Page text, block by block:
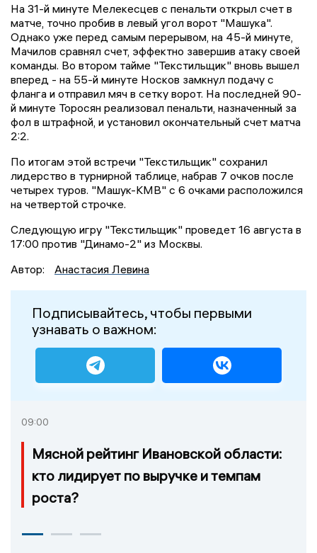
На 31-й минуте Мелекесцев с пенальти открыл счет в
матче, точно пробив в левый угол ворот "Машука".
Однако уже перед самым перерывом, на 45-й минуте,
Мачилов сравнял счет, эффектно завершив атаку своей
команды. Во втором тайме "Текстильщик" вновь вышел
вперед - на 55-й минуте Носков замкнул подачу с
фланга и отправил мяч в сетку ворот. На последней 90-
й минуте Торосян реализовал пенальти, назначенный за
фол в штрафной, и установил окончательный счет матча
2:2.
По итогам этой встречи "Текстильщик" сохранил
лидерство в турнирной таблице, набрав 7 очков после
четырех туров. "Машук-КМВ" с 6 очками расположился
на четвертой строчке.
Следующую игру "Текстильщик" проведет 16 августа в
17:00 против "Динамо-2" из Москвы.
Автор:
Анастасия Левина
Подписывайтесь, чтобы первыми
узнавать о важном:
09:00
Мясной рейтинг Ивановской области:
кто лидирует по выручке и темпам
роста?